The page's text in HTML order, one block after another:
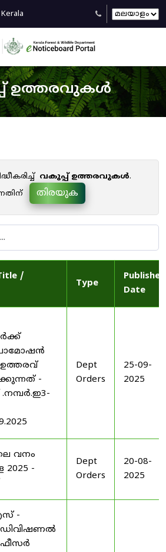
ഉത്തരവുകൾ
വകുപ്പ് ഉത്തരവുകൾ.
തിരയുക
/
Type
Published
Date
-
Dept
Orders
25-09-
2025
വനം
2025 -
Dept
Orders
20-08-
2025
-
ഡിവിഷണൽ